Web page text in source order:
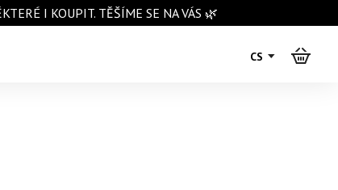
I KOUPIT. TĚŠÍME SE NA VÁS 🌿
CS